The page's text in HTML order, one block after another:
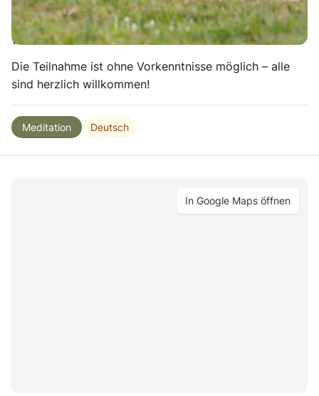
abfallen zu lassen und entspannt und mit neuer
Energie in den Feierabend zu starten. Einfach
vorbeischauen und mitmachen!
Die Teilnahme ist ohne Vorkenntnisse möglich – alle
sind herzlich willkommen!
Meditation Deutsch
In Google Maps öffnen